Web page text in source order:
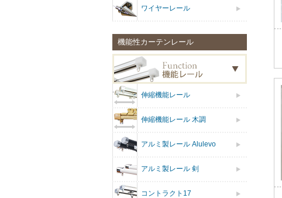
ワイヤーレール
機能性カーテンレール
伸縮機能レール
伸縮機能レール 木調
アルミ製レール Alulevo
アルミ製レール 剣
コントラクト17